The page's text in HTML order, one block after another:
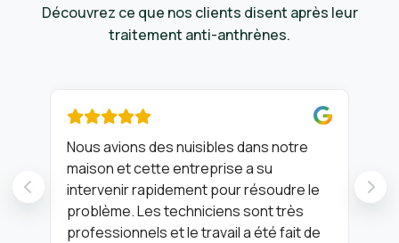
Découvrez ce que nos clients disent après leur
traitement anti-anthrènes.
Nous avions des nuisibles dans notre
maison et cette entreprise a su
intervenir rapidement pour résoudre le
problème. Les techniciens sont très
professionnels et le travail a été fait de